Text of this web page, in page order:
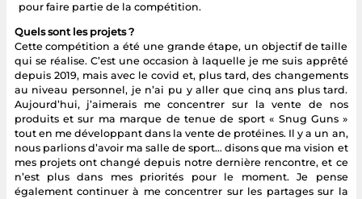
pour faire partie de la compétition.
Quels sont les projets ?
Cette compétition a été une grande étape, un objectif de taille
qui se réalise. C’est une occasion à laquelle je me suis apprêté
depuis 2019, mais avec le covid et, plus tard, des changements
au niveau personnel, je n’ai pu y aller que cinq ans plus tard.
Aujourd’hui, j’aimerais me concentrer sur la vente de nos
produits et sur ma marque de tenue de sport « Snug Guns »
tout en me développant dans la vente de protéines. Il y a un an,
nous parlions d’avoir ma salle de sport… disons que ma vision et
mes projets ont changé depuis notre dernière rencontre, et ce
n’est plus dans mes priorités pour le moment. Je pense
également continuer à me concentrer sur les partages sur la